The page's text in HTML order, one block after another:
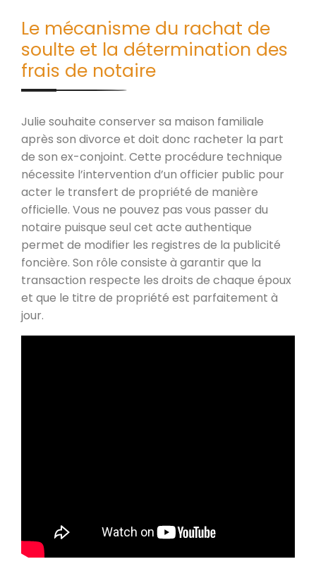
Le mécanisme du rachat de
soulte et la détermination des
frais de notaire
Julie souhaite conserver sa maison familiale
après son divorce et doit donc racheter la part
de son ex-conjoint. Cette procédure technique
nécessite l’intervention d’un officier public pour
acter le transfert de propriété de manière
officielle. Vous ne pouvez pas vous passer du
notaire puisque seul cet acte authentique
permet de modifier les registres de la publicité
foncière. Son rôle consiste à garantir que la
transaction respecte les droits de chaque époux
et que le titre de propriété est parfaitement à
jour.